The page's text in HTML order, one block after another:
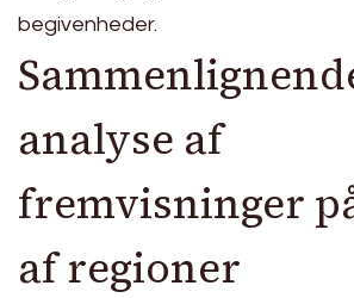
begivenheder.
analyse af
fremvisninger
af regioner